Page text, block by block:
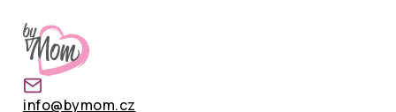
info@bymom.cz